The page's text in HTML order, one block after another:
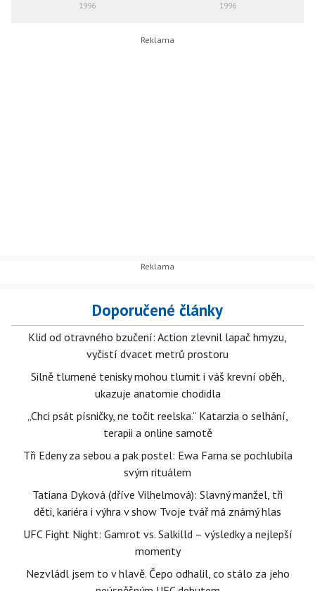
1996 1996
Doporučené články
Klid od otravného bzučení: Action zlevnil lapač hmyzu,
vyčistí dvacet metrů prostoru
Silně tlumené tenisky mohou tlumit i váš krevní oběh,
ukazuje anatomie chodidla
„Chci psát písničky, ne točit reelska.“ Katarzia o selhání,
terapii a online samotě
Tři Edeny za sebou a pak postel: Ewa Farna se pochlubila
svým rituálem
Tatiana Dyková (dříve Vilhelmová): Slavný manžel, tři
děti, kariéra i výhra v show Tvoje tvář má známý hlas
UFC Fight Night: Gamrot vs. Salkilld – výsledky a nejlepší
momenty
Nezvládl jsem to v hlavě. Čepo odhalil, co stálo za jeho